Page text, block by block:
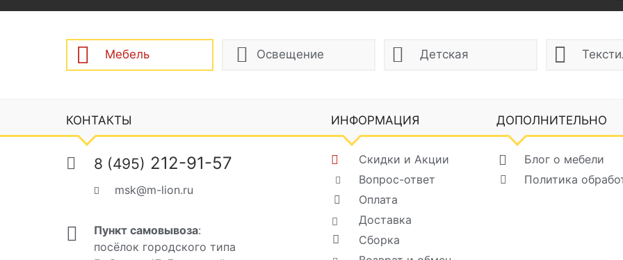
Мебель Освещение Детская
КОНТАКТЫ
8 (495) 212-91-57
msk@m-lion.ru
Пункт самовывоза:
посёлок городского типа
ИНФОРМАЦИЯ
Скидки и Акции
Вопрос-ответ
Оплата
Доставка
Сборка
ДОПОЛНИТЕЛЬНО
Блог о мебели
Политика